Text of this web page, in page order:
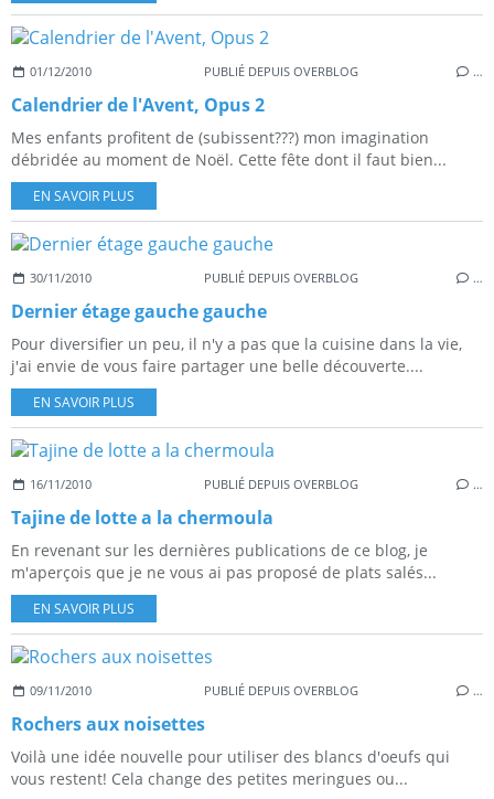
01/12/2010 PUBLIÉ DEPUIS OVERBLOG …
Calendrier de l'Avent, Opus 2
Mes enfants profitent de (subissent???) mon imagination
débridée au moment de Noël. Cette fête dont il faut bien...
EN SAVOIR PLUS
30/11/2010 PUBLIÉ DEPUIS OVERBLOG …
Dernier étage gauche gauche
Pour diversifier un peu, il n'y a pas que la cuisine dans la vie,
j'ai envie de vous faire partager une belle découverte....
EN SAVOIR PLUS
16/11/2010 PUBLIÉ DEPUIS OVERBLOG …
Tajine de lotte a la chermoula
En revenant sur les dernières publications de ce blog, je
m'aperçois que je ne vous ai pas proposé de plats salés...
EN SAVOIR PLUS
09/11/2010 PUBLIÉ DEPUIS OVERBLOG …
Rochers aux noisettes
Voilà une idée nouvelle pour utiliser des blancs d'oeufs qui
vous restent! Cela change des petites meringues ou...